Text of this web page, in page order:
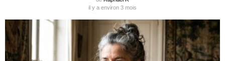
il y a environ 3 mois